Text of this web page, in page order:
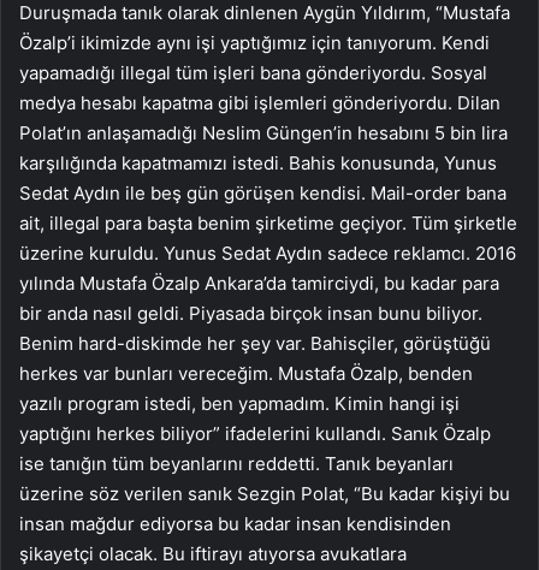
Duruşmada tanık olarak dinlenen Aygün Yıldırım, “Mustafa
Özalp’i ikimizde aynı işi yaptığımız için tanıyorum. Kendi
yapamadığı illegal tüm işleri bana gönderiyordu. Sosyal
medya hesabı kapatma gibi işlemleri gönderiyordu. Dilan
Polat’ın anlaşamadığı Neslim Güngen’in hesabını 5 bin lira
karşılığında kapatmamızı istedi. Bahis konusunda, Yunus
Sedat Aydın ile beş gün görüşen kendisi. Mail-order bana
ait, illegal para başta benim şirketime geçiyor. Tüm şirketle
üzerine kuruldu. Yunus Sedat Aydın sadece reklamcı. 2016
yılında Mustafa Özalp Ankara’da tamirciydi, bu kadar para
bir anda nasıl geldi. Piyasada birçok insan bunu biliyor.
Benim hard-diskimde her şey var. Bahisçiler, görüştüğü
herkes var bunları vereceğim. Mustafa Özalp, benden
yazılı program istedi, ben yapmadım. Kimin hangi işi
yaptığını herkes biliyor” ifadelerini kullandı. Sanık Özalp
ise tanığın tüm beyanlarını reddetti. Tanık beyanları
üzerine söz verilen sanık Sezgin Polat, “Bu kadar kişiyi bu
insan mağdur ediyorsa bu kadar insan kendisinden
şikayetçi olacak. Bu iftirayı atıyorsa avukatlara